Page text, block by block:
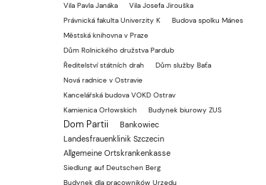
Vila Pavla Janáka
Vila Josefa Jirouška
Právnická fakulta Univerzity K
Budova spolku Mánes
Městská knihovna v Praze
Dům Rolnického družstva Pardub
Ředitelství státních drah
Dům služby Baťa
Nová radnice v Ostravie
Kancelářská budova VOKD Ostrav
Kamienica Orłowskich
Budynek biurowy ZUS
Dom Partii
Bankowiec
Landesfrauenklinik Szczecin
Allgemeine Ortskrankenkasse
Siedlung auf Deutschen Berg
Budynek dla pracowników Urzędu